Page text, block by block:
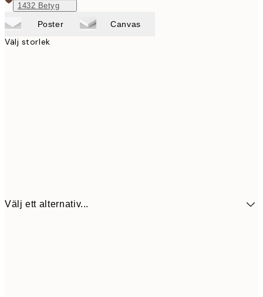
1432 Betyg
Poster Canvas
Välj storlek
Välj ett alternativ...